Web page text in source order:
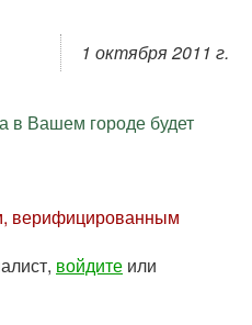
1 октября 2011 г.
в Вашем городе будет
верифицированным
войдите или